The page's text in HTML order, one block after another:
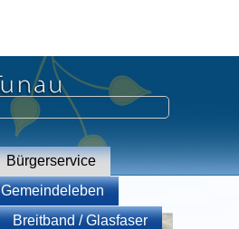
Bürgerservice
Gemeindeleben
Breitband / Glasfaser